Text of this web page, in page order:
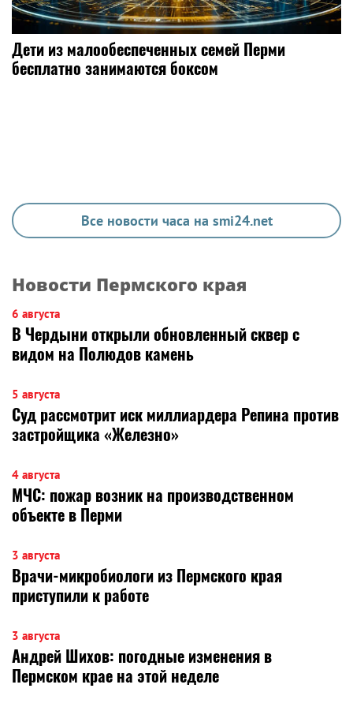
Дети из малообеспеченных семей Перми
бесплатно занимаются боксом
Все новости часа на smi24.net
Новости Пермского края
6 августа
В Чердыни открыли обновленный сквер с
видом на Полюдов камень
5 августа
Суд рассмотрит иск миллиардера Репина против
застройщика «Железно»
4 августа
МЧС: пожар возник на производственном
объекте в Перми
3 августа
Врачи-микробиологи из Пермского края
приступили к работе
3 августа
Андрей Шихов: погодные изменения в
Пермском крае на этой неделе